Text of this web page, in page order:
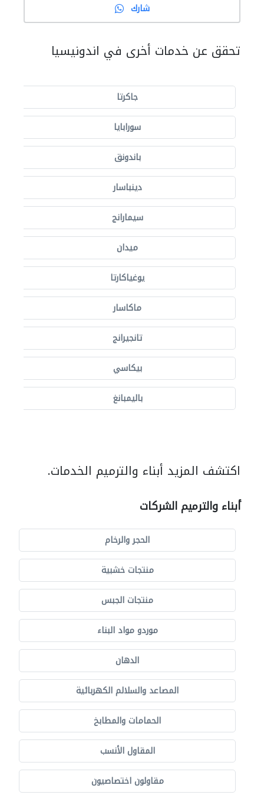
شارك
تحقق عن خدمات أخرى في اندونيسيا
جاكرتا
سورابايا
باندونق
دينباسار
سيمارانج
ميدان
يوغياكارتا
ماكاسار
تانجيرانج
بيكاسي
باليمبانغ
اكتشف المزيد أبناء والترميم الخدمات.
أبناء والترميم الشركات
الحجر والرخام
منتجات خشبية
منتجات الجبس
موردو مواد البناء
الدهان
المصاعد والسلالم الكهربائية
الحمامات والمطابخ
المقاول الأنسب
مقاولون اختصاصيون